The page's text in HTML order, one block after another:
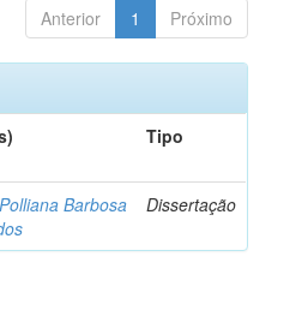
Anterior 1 Próximo
Tipo
Barbosa
Dissertação